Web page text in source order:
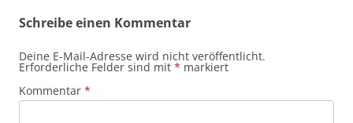
Schreibe einen Kommentar
Deine E-Mail-Adresse wird nicht veröffentlicht.
Erforderliche Felder sind mit * markiert
Kommentar *